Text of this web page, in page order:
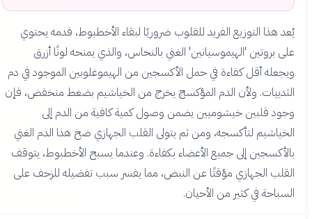
يُعد هذا التوزيع الفريد للقلوب ضروريًا لبقاء الأخطبوط، فدمه يحتوي
على بروتين 'الهيموسيانين' الغني بالنحاس، والذي يمنحه لونًا أزرق
ويجعله أقل كفاءة في حمل الأكسجين من الهيموغلوبين الموجود في دم
الثدييات. ولأن الدم المؤكسج يخرج من الخياشيم بضغط منخفض، فإن
وجود قلبين خيشوميين يضمن وصول كمية كافية من الدم إلى
الخياشيم لتأكسجه، ومن ثم يتولى القلب الجهازي ضخ هذا الدم الغني
بالأكسجين إلى جميع الأعضاء بكفاءة. وعندما يسبح الأخطبوط، يتوقف
القلب الجهازي مؤقتًا عن النبض، مما يفسر سبب تفضيله للزحف على
السباحة في كثير من الأحيان.